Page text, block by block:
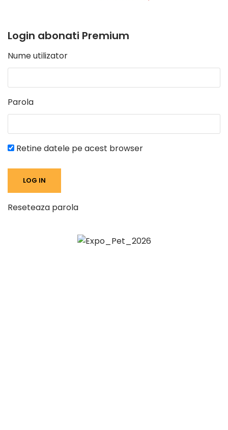
Login abonati Premium
Nume utilizator
Parola
Retine datele pe acest browser
Reseteaza parola